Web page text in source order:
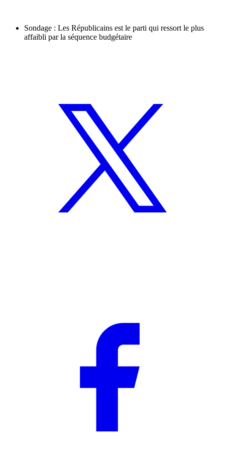
Sondage : Les Républicains est le parti qui ressort le plus
affaibli par la séquence budgétaire